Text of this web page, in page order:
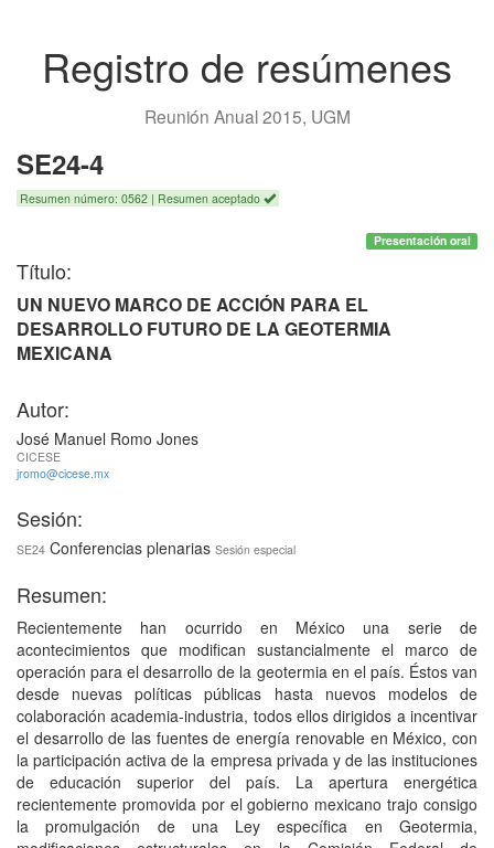
Registro de resúmenes
Reunión Anual 2015, UGM
SE24-4
Resumen número: 0562 | Resumen aceptado
Presentación oral
Título:
UN NUEVO MARCO DE ACCIÓN PARA EL
DESARROLLO FUTURO DE LA GEOTERMIA
MEXICANA
Autor:
José Manuel Romo Jones
CICESE
jromo@cicese.mx
Sesión:
SE24 Conferencias plenarias Sesión especial
Resumen:
Recientemente han ocurrido en México una serie de
acontecimientos que modifican sustancialmente el marco de
operación para el desarrollo de la geotermia en el país. Éstos van
desde nuevas políticas públicas hasta nuevos modelos de
colaboración academia-industria, todos ellos dirigidos a incentivar
el desarrollo de las fuentes de energía renovable en México, con
la participación activa de la empresa privada y de las instituciones
de educación superior del país. La apertura energética
recientemente promovida por el gobierno mexicano trajo consigo
la promulgación de una Ley específica en Geotermia,